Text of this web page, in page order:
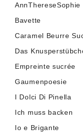
AnnThereseSophie
Bavette
Caramel Beurre
Das
Empreinte sucrée
Gaumenpoesie
I Dolci Di Pinella
Ich muss backen
Io e Brigante